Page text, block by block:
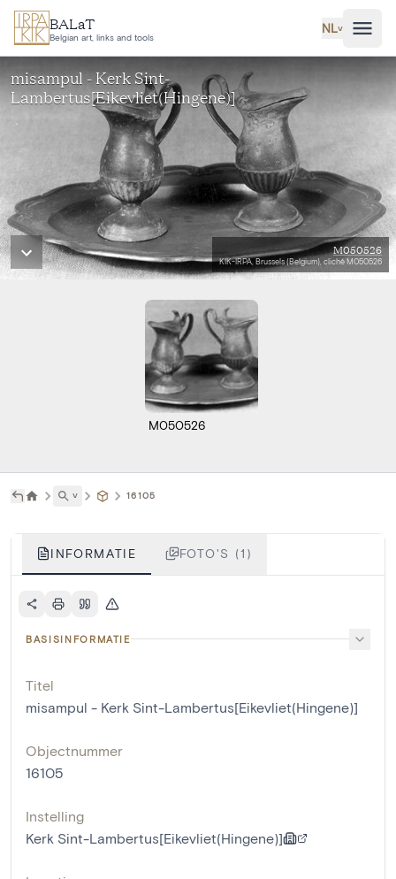
Ga naar hoofdinhoud
BALaT
Belgian art, links and tools
NL˅
misampul - Kerk Sint-
Lambertus[Eikevliet(Hingene)]
M050526
KIK-IRPA, Brussels (Belgium), cliché M050526
M050526
˅ 16105
INFORMATIE FOTO'S (1)
BASISINFORMATIE
Titel
misampul - Kerk Sint-Lambertus[Eikevliet(Hingene)]
Objectnummer
16105
Instelling
Kerk Sint-Lambertus[Eikevliet(Hingene)]